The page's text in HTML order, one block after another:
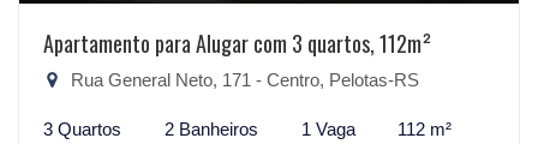
Apartamento para Alugar com 3 quartos, 112m²
Rua General Neto, 171 - Centro, Pelotas-RS
3 Quartos 2 Banheiros 1 Vaga 112 m²